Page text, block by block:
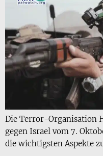
Die Terror-Organisation
gegen Israel vom 7.
die wichtigsten Aspekte